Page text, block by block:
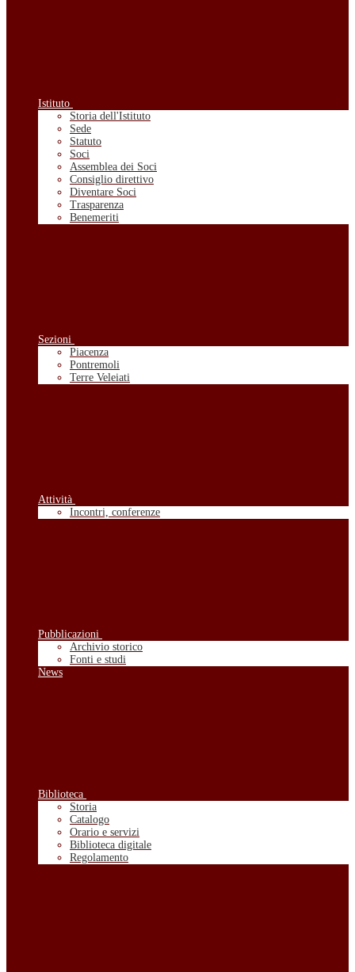
Istituto
Storia dell'Istituto
Sede
Statuto
Soci
Assemblea dei Soci
Consiglio direttivo
Diventare Soci
Trasparenza
Benemeriti
Sezioni
Piacenza
Pontremoli
Terre Veleiati
Attività
Incontri, conferenze
Pubblicazioni
Archivio storico
Fonti e studi
News
Biblioteca
Storia
Catalogo
Orario e servizi
Biblioteca digitale
Regolamento